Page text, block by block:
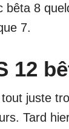
bêta 8
7.
12
juste
Tard